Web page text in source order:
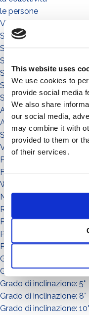
This website uses
We use cookies to
provide social media
We also share
our social media,
may combine it with
provided to them or
of their services.
le persone
Video illustrativi
Sistema Standard
Sistema Connect
Sistema a Vela 5°
Sistema a Vela 11°
Sistema Est-Ovest
Sistemi
Accessori
Accessorio
Sistema
Visualizza nel Footer
Prodotto
FAQ
Webinar
News
Referenza
Potenza: da 0 a 50
Potenza: da 51 a 150
Potenza: da 151 a in su
Grado di inclinazione: 0°
Grado di inclinazione: 3°
Grado di inclinazione: 5°
Grado di inclinazione: 8°
Grado di inclinazione: 10°